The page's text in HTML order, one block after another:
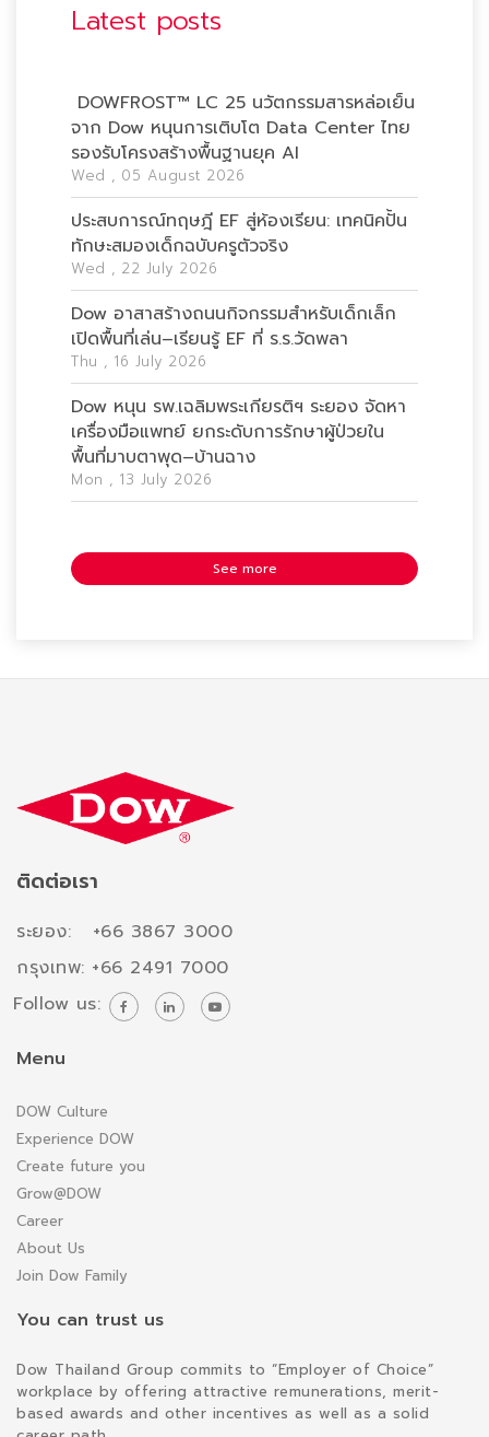
Latest posts
DOWFROST™ LC 25 นวัตกรรมสารหล่อเย็น
จาก Dow หนุนการเติบโต Data Center ไทย
รองรับโครงสร้างพื้นฐานยุค AI
Wed , 05 August 2026
ประสบการณ์ทฤษฎี EF สู่ห้องเรียน: เทคนิคปั้น
ทักษะสมองเด็กฉบับครูตัวจริง
Wed , 22 July 2026
Dow อาสาสร้างถนนกิจกรรมสำหรับเด็กเล็ก
เปิดพื้นที่เล่น–เรียนรู้ EF ที่ ร.ร.วัดพลา
Thu , 16 July 2026
Dow หนุน รพ.เฉลิมพระเกียรติฯ ระยอง จัดหา
เครื่องมือแพทย์ ยกระดับการรักษาผู้ป่วยใน
พื้นที่มาบตาพุด–บ้านฉาง
Mon , 13 July 2026
See more
ติดต่อเรา
ระยอง: +66 3867 3000
กรุงเทพ: +66 2491 7000
Follow us:
Menu
DOW Culture
Experience DOW
Create future you
Grow@DOW
Career
About Us
Join Dow Family
You can trust us
Dow Thailand Group commits to “Employer of Choice”
workplace by offering attractive remunerations, merit-
based awards and other incentives as well as a solid